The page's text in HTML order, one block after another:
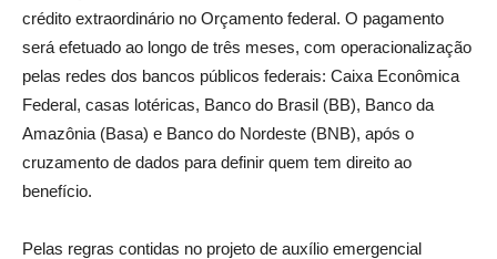
crédito extraordinário no Orçamento federal. O pagamento
será efetuado ao longo de três meses, com operacionalização
pelas redes dos bancos públicos federais: Caixa Econômica
Federal, casas lotéricas, Banco do Brasil (BB), Banco da
Amazônia (Basa) e Banco do Nordeste (BNB), após o
cruzamento de dados para definir quem tem direito ao
benefício.
Pelas regras contidas no projeto de auxílio emergencial